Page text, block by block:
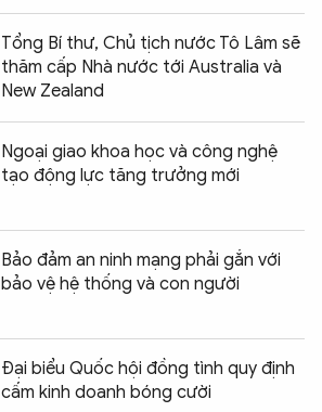
Tổng Bí thư, Chủ tịch nước Tô Lâm sẽ
thăm cấp Nhà nước tới Australia và
New Zealand
Ngoại giao khoa học và công nghệ
tạo động lực tăng trưởng mới
Bảo đảm an ninh mạng phải gắn với
bảo vệ hệ thống và con người
Đại biểu Quốc hội đồng tình quy định
cấm kinh doanh bóng cười